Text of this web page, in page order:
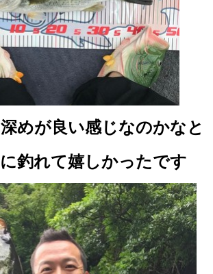
めが良い感じなのかなと
釣れて嬉しかったです